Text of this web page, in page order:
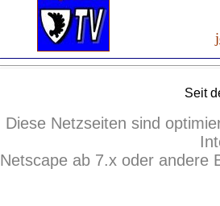
Seit
Diese Netzseiten sind
Netscape ab 7.x oder andere